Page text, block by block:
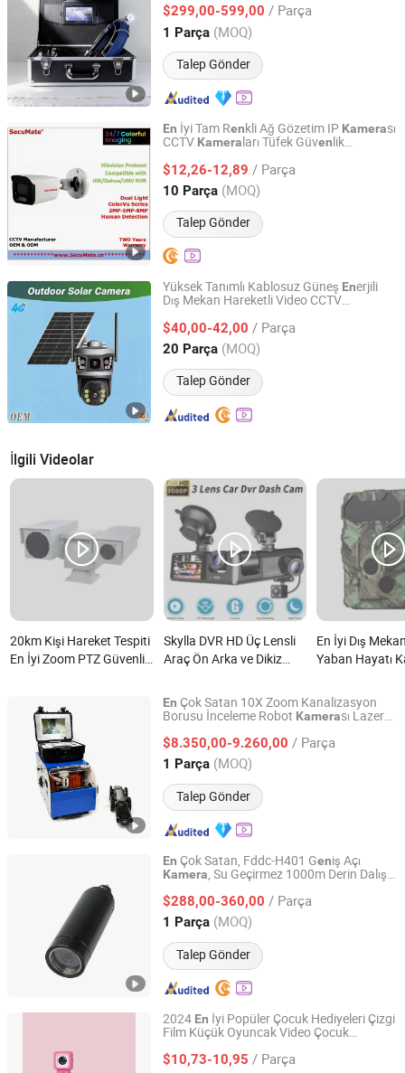
$299,00-599,00 / Parça
1 Parça (MOQ)
Talep Gönder
Guangdong, China Fiyat 2015
En İyi Tam Renkli Ağ Gözetim IP Kamerası
CCTV Kameraları Tüfek Güvenlik
$12,26-12,89 / Parça
10 Parça (MOQ)
Talep Gönder
SHENZHEN SECUMATE TECHNOLOGY CO., LIMITED
Hongkong, Hongkong_China
Yüksek Tanımlı Kablosuz Güneş Enerjili
Dış Mekan Hareketli Video CCTV
Kamerası
$40,00-42,00 / Parça
20 Parça (MOQ)
Talep Gönder
Zhangzhou Weiweite Trading Co., Ltd.
Fujian, China Fiyat 2024
İlgili Videolar
20km Kişi Hareket Tespiti
En İyi Zoom PTZ Güvenlik
nedir?
Skylla DVR HD Üç Lensli
Araç Ön Arka ve Dikiz
Video Kamerası 1080P
Gece Görüşlü Dash Cam
En İyi Dış
Yaban Hayatı
Olmadan nedir?
En Çok Satan 10X Zoom Kanalizasyon
Borusu İnceleme Robot Kamerası Lazer
$8.350,00-9.260,00 / Parça
1 Parça (MOQ)
Talep Gönder
Zhengzhou Jiutai Technology Co., Ltd.
Henan, China Fiyat 2021
En Çok Satan, Fddc-H401 Geniş Açı
Kamera, Su Geçirmez 1000m Derin Dalış
$288,00-360,00 / Parça
1 Parça (MOQ)
Talep Gönder
Shenzhen Full Depth Technology Co., Ltd.
Guangdong, China Fiyat 2025
2024 En İyi Popüler Çocuk Hediyeleri Çizgi
Film Küçük Oyuncak Video Çocuk
$10,73-10,95 / Parça
Dazec Electronic Co., Ltd